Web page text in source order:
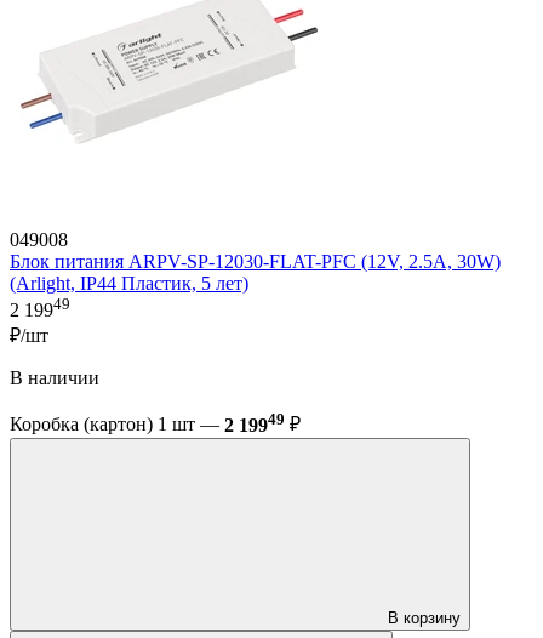
049008
Блок питания ARPV-SP-12030-FLAT-PFC (12V, 2.5A, 30W)
(Arlight, IP44 Пластик, 5 лет)
2 19949
₽/шт
В наличии
Коробка (картон) 1 шт — 2 19949 ₽
В корзину